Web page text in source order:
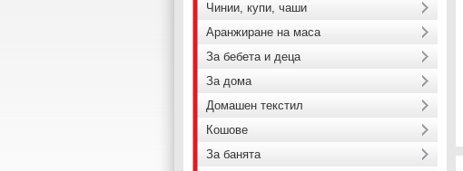
Чинии, купи, чаши
Аранжиране на маса
За бебета и деца
За дома
Домашен текстил
Кошове
За банята